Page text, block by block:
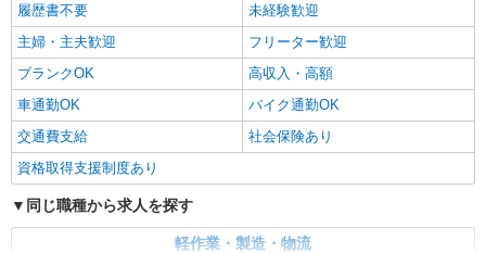
履歴書不要
未経験歓迎
主婦・主夫歓迎
フリーター歓迎
ブランクOK
高収入・高額
車通勤OK
バイク通勤OK
交通費支給
社会保険あり
資格取得支援制度あり
同じ職種から求人を探す
軽作業・製造・物流